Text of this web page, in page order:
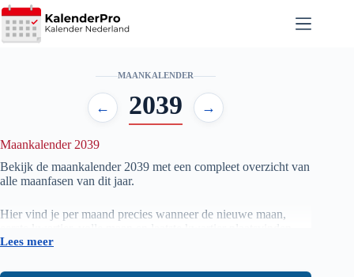
Ga
naar
de
MAANKALENDER
← 2039 →
Maankalender 2039
Bekijk de maankalender 2039 met een compleet overzicht van
alle maanfasen van dit jaar.
Hier vind je per maand precies wanneer de nieuwe maan,
eerste kwartier, volle maan en laatste kwartier plaatsvinden.
De gegevens worden automatisch samengesteld op basis van
over actuele en betrouwbare informatie.
Lees meer